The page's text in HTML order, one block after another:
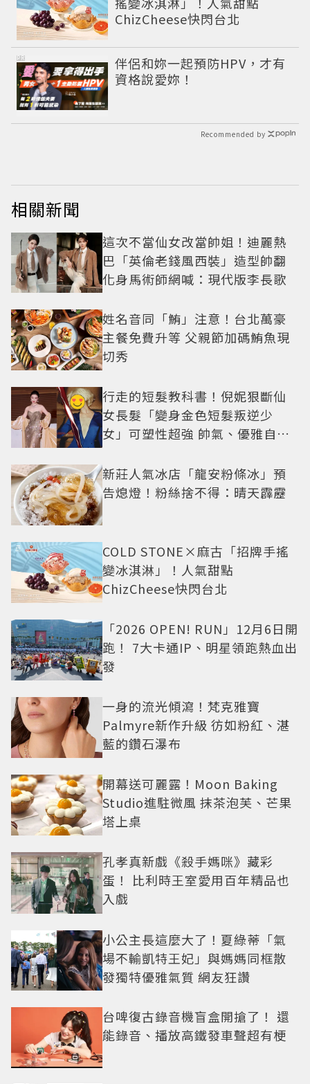
ChizCheese快閃台北
伴侶和妳一起預防HPV，才有
資格說愛妳！
PR
Recommended by
相關新聞
這次不當仙女改當帥姐！迪麗熱
巴「英倫老錢風西裝」造型帥翻
化身馬術師網喊：現代版李長歌
姓名音同「鮪」注意！台北萬豪
主餐免費升等 父親節加碼鮪魚現
切秀
行走的短髮教科書！倪妮狠斷仙
女長髮「變身金色短髮叛逆少
女」可塑性超強 帥氣、優雅自由
新莊人氣冰店「龍安粉條冰」預
告熄燈！粉絲捨不得：晴天霹靂
COLD STONE×麻古「招牌手搖
變冰淇淋」！人氣甜點
ChizCheese快閃台北
「2026 OPEN! RUN」12月6日開
跑！ 7大卡通IP、明星領跑熱血出
發
一身的流光傾瀉！梵克雅寶
Palmyre新作升級 彷如粉紅、湛
藍的鑽石瀑布
開幕送可麗露！Moon Baking
Studio進駐微風 抹茶泡芙、芒果
塔上桌
孔孝真新戲《殺手媽咪》藏彩
蛋！ 比利時王室愛用百年精品也
入戲
小公主長這麼大了！夏綠蒂「氣
場不輸凱特王妃」與媽媽同框散
發獨特優雅氣質 網友狂讚
台啤復古錄音機盲盒開搶了！ 還
能錄音、播放高鐵發車聲超有梗